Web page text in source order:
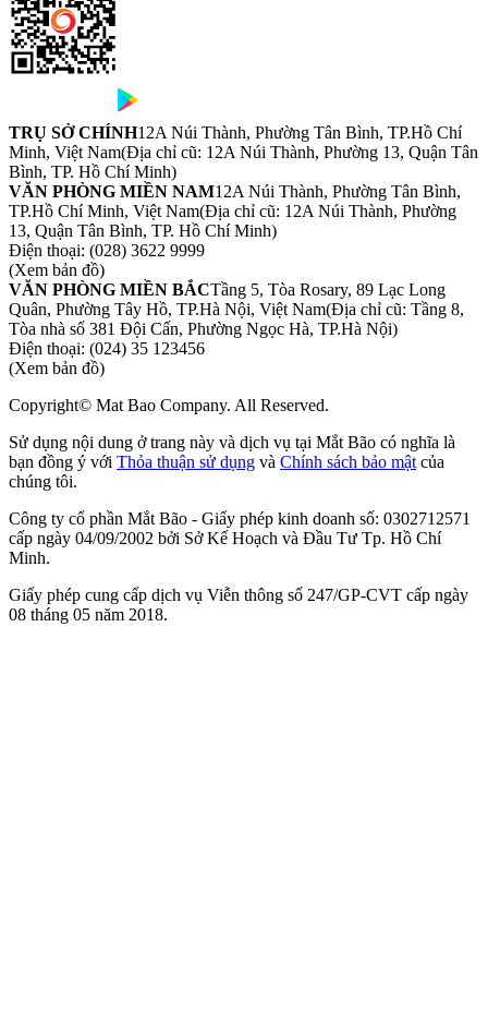
TRỤ SỞ CHÍNH12A Núi Thành, Phường Tân Bình, TP.Hồ Chí
Minh, Việt Nam(Địa chỉ cũ: 12A Núi Thành, Phường 13, Quận Tân
Bình, TP. Hồ Chí Minh)
VĂN PHÒNG MIỀN NAM12A Núi Thành, Phường Tân Bình,
TP.Hồ Chí Minh, Việt Nam(Địa chỉ cũ: 12A Núi Thành, Phường
13, Quận Tân Bình, TP. Hồ Chí Minh)
Điện thoại: (028) 3622 9999
(Xem bản đồ)
VĂN PHÒNG MIỀN BẮCTầng 5, Tòa Rosary, 89 Lạc Long
Quân, Phường Tây Hồ, TP.Hà Nội, Việt Nam(Địa chỉ cũ: Tầng 8,
Tòa nhà số 381 Đội Cấn, Phường Ngọc Hà, TP.Hà Nội)
Điện thoại: (024) 35 123456
(Xem bản đồ)
Copyright© Mat Bao Company. All Reserved.
Sử dụng nội dung ở trang này và dịch vụ tại Mắt Bão có nghĩa là
bạn đồng ý với Thỏa thuận sử dụng và Chính sách bảo mật của
chúng tôi.
Công ty cổ phần Mắt Bão - Giấy phép kinh doanh số: 0302712571
cấp ngày 04/09/2002 bởi Sở Kế Hoạch và Đầu Tư Tp. Hồ Chí
Minh.
Giấy phép cung cấp dịch vụ Viễn thông số 247/GP-CVT cấp ngày
08 tháng 05 năm 2018.